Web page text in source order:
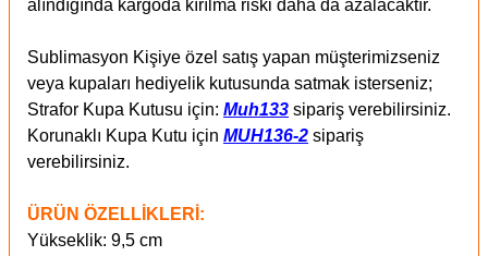
alındığında kargoda kırılma riski daha da azalacaktır.
Sublimasyon Kişiye özel satış yapan müşterimizseniz
veya kupaları hediyelik kutusunda satmak isterseniz;
Strafor Kupa Kutusu için: Muh133 sipariş verebilirsiniz.
Korunaklı Kupa Kutu için MUH136-2 sipariş
verebilirsiniz.
ÜRÜN ÖZELLİKLERİ:
Yükseklik: 9,5 cm